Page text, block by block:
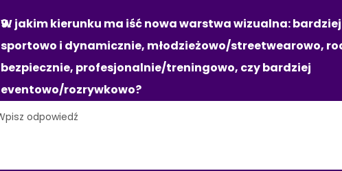
W jakim kierunku ma iść nowa warstwa wizualna: bardziej
sportowo i dynamicznie, młodzieżowo/streetwearowo,
bezpiecznie, profesjonalnie/treningowo, czy bardziej
eventowo/rozrywkowo?